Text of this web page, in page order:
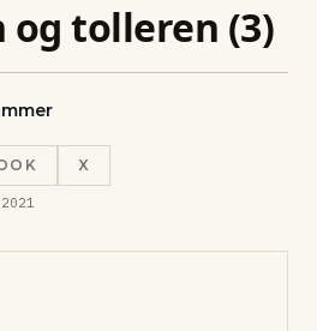
og tolleren (3)
X